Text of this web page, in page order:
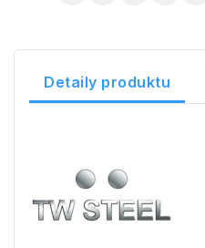
Detaily produktu